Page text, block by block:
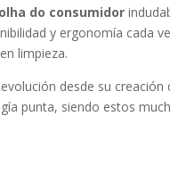
do consumidor
y ergonomía cada
limpieza.
desde su
punta, siendo estos